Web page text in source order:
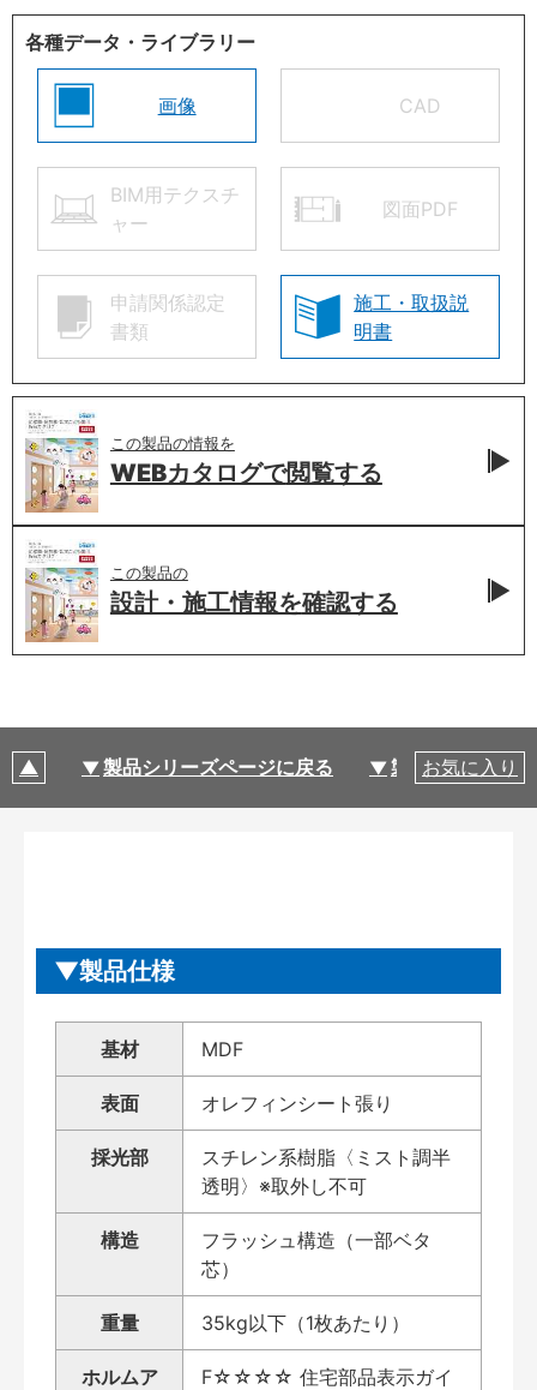
各種データ・ライブラリー
画像 CAD
BIM用テクスチ
ャー
図面PDF
申請関係認定
書類
施工・取扱説
明書
この製品の情報を
WEBカタログで閲覧する
この製品の
設計・施工情報を確認する
製品シリーズページに戻る 製品仕様
お気に入り
製品仕様
基材 MDF
表面 オレフィンシート張り
採光部
スチレン系樹脂〈ミスト調半
透明〉※取外し不可
構造
フラッシュ構造（一部ベタ
芯）
重量 35kg以下（1枚あたり）
ホルムア
F☆☆☆☆ 住宅部品表示ガイ